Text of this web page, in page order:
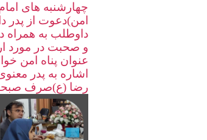
چهارشنبه های
امن)دعوت از پدر
داوطلب به همراه
و صحبت در مورد
عنوان پناه امن
اشاره به پدر
رضا (ع)صرف